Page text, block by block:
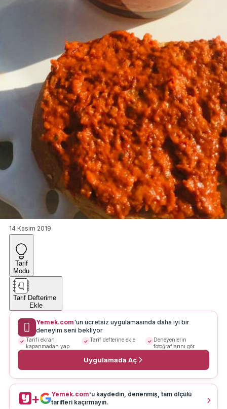
14 Kasım 2019
Tarif
Modu
Tarif Defterime
Ekle
Yemek.com'un ücretsiz uygulamasında daha iyi bir
deneyim seni bekliyor
Tarifi ekran
kapanmadan yap
Tarif defterine ekle
Deneyenlerin
fotoğraflarını gör
Uygulamada Aç
+ Yemek.com'u kaydedin, denenmiş, tam ölçülü
tarifleri kaçırmayın.